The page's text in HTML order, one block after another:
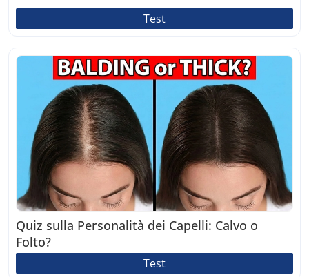
Test
Quiz sulla Personalità dei Capelli: Calvo o
Folto?
Test